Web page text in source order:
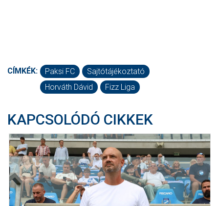
CÍMKÉK: Paksi FC
Sajtótájékoztató
Horváth Dávid
Fizz Liga
KAPCSOLÓDÓ CIKKEK